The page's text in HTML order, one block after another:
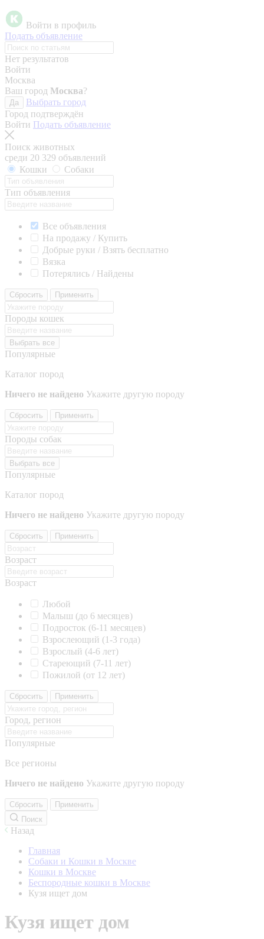
Войти в профиль
Подать объявление
Нет результатов
Войти
Москва
Ваш город Москва?
Да
Выбрать город
Город подтверждён
Войти Подать объявление
Поиск животных
среди 20 329 объявлений
Кошки
Собаки
Тип объявления
Все объявления
На продажу / Купить
Добрые руки / Взять бесплатно
Вязка
Потерялись / Найдены
Сбросить Применить
Породы кошек
Выбрать все
Популярные
Каталог пород
Ничего не найдено Укажите другую породу
Сбросить Применить
Породы собак
Выбрать все
Популярные
Каталог пород
Ничего не найдено Укажите другую породу
Сбросить Применить
Возраст
Возраст
Любой
Малыш (до 6 месяцев)
Подросток (6-11 месяцев)
Взрослеющий (1-3 года)
Взрослый (4-6 лет)
Стареющий (7-11 лет)
Пожилой (от 12 лет)
Сбросить Применить
Город, регион
Популярные
Все регионы
Ничего не найдено Укажите другую породу
Сбросить
Применить
Поиск
Назад
Главная
Собаки и Кошки в Москве
Кошки в Москве
Беспородные кошки в Москве
Кузя ищет дом
Кузя ищет дом